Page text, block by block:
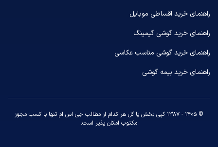
راهنمای خرید اقساطی موبایل
راهنمای خرید گوشی گیمینگ
راهنمای خرید گوشی مناسب عکاسی
راهنمای خرید بیمه گوشی
© ۱۴۰۵ - ۱۳۸۷ کپی بخش یا کل هر کدام از مطالب جی اس ام تنها با کسب مجوز
مکتوب امکان پذیر است.